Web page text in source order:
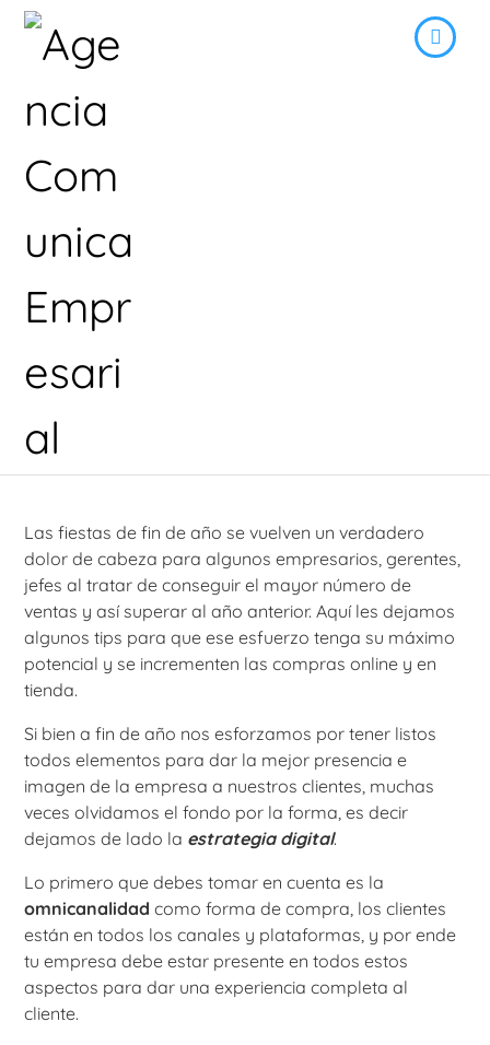
Las fiestas de fin de año se vuelven un verdadero
dolor de cabeza para algunos empresarios, gerentes,
jefes al tratar de conseguir el mayor número de
ventas y así superar al año anterior. Aquí les dejamos
algunos tips para que ese esfuerzo tenga su máximo
potencial y se incrementen las compras online y en
tienda.
Si bien a fin de año nos esforzamos por tener listos
todos elementos para dar la mejor presencia e
imagen de la empresa a nuestros clientes, muchas
veces olvidamos el fondo por la forma, es decir
dejamos de lado la estrategia digital.
Lo primero que debes tomar en cuenta es la
omnicanalidadcomo forma de compra, los clientes
están en todos los canales y plataformas, y por ende
tu empresa debe estar presente en todos estos
aspectos para dar una experiencia completa al
cliente.